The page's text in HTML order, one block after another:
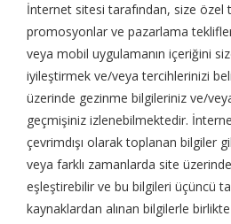
İnternet sitesi tarafından, size özel
promosyonlar ve pazarlama
veya mobil uygulamanın içeriğini
iyileştirmek ve/veya tercihlerinizi
üzerinde gezinme bilgileriniz ve/
geçmişiniz izlenebilmektedir.
çevrimdışı olarak toplanan bilgiler
veya farklı zamanlarda site
eşleştirebilir ve bu bilgileri üçüncü
kaynaklardan alınan bilgilerle